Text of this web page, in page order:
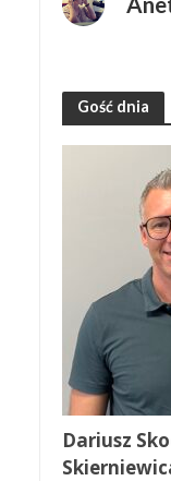
Gość dnia
Dariusz